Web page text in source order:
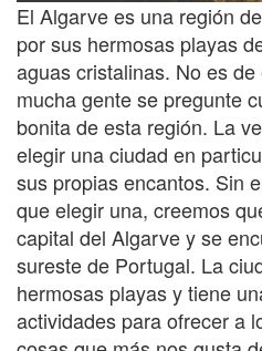
El Algarve es una región
por sus hermosas playas
aguas cristalinas. No es
mucha gente se pregunte
bonita de esta región. La
elegir una ciudad en
sus propias encantos. Sin
que elegir una, creemos
capital del Algarve y se
sureste de Portugal. La
hermosas playas y tiene
actividades para ofrecer a